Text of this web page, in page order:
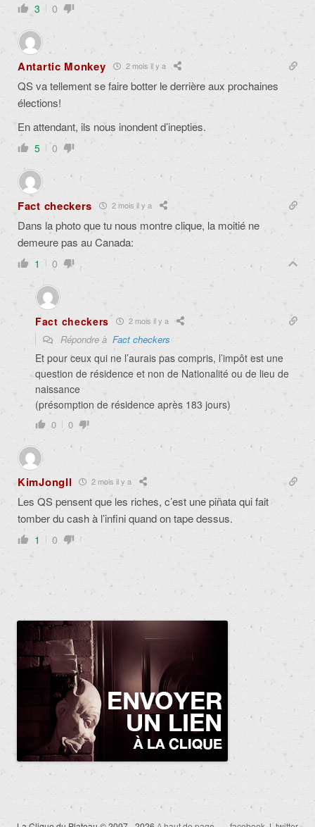
3 0
Antartic Monkey 2 mois il y a
QS va tellement se faire botter le derrière aux prochaines
élections!
En attendant, ils nous inondent d’inepties.
5 0
Fact checkers 2 mois il y a
Dans la photo que tu nous montre clique, la moitié ne
demeure pas au Canada:
1 0
Fact checkers 2 mois il y a
Répondre à Fact checkers
Et pour ceux qui ne l’aurais pas compris, l’impôt est une
question de résidence et non de Nationalité ou de lieu de
naissance
(présomption de résidence après 183 jours)
0 0
KimJongIl 2 mois il y a
Les QS pensent que les riches, c’est une piñata qui fait
tomber du cash à l’infini quand on tape dessus.
1 0